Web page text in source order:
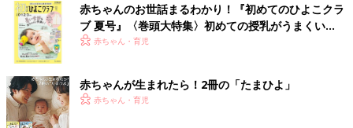
赤ちゃんのお世話まるわかり！『初めてのひよこクラ
ブ 夏号』〈巻頭大特集〉初めての授乳がうまくい
く！ おっぱい・ミルクの基本と夏のトラブル 解決テ
赤ちゃん・育児
赤ちゃんが生まれたら！2冊の「たまひよ」
赤ちゃん・育児